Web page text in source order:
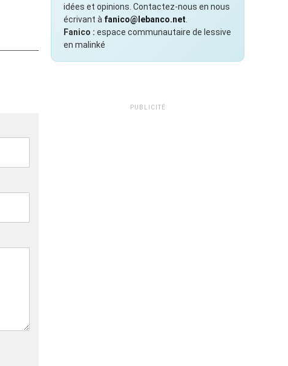
idées et opinions. Contactez-nous en nous
écrivant à fanico@lebanco.net
Fanico : espace communautaire de lessive
en malinké
PUBLICITÉ